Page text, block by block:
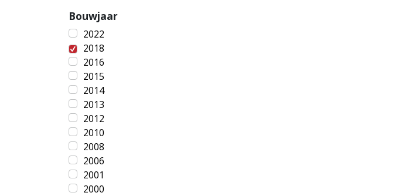
Bouwjaar
2022
2018
2016
2015
2014
2013
2012
2010
2008
2006
2001
2000